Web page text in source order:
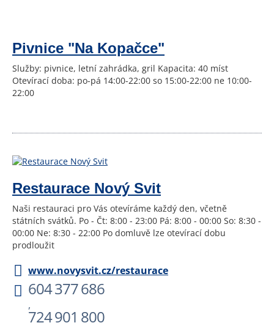
Pivnice "Na Kopačce"
Služby: pivnice, letní zahrádka, gril Kapacita: 40 míst
Otevírací doba: po-pá 14:00-22:00 so 15:00-22:00 ne 10:00-
22:00
Restaurace Nový Svit
Naši restauraci pro Vás otevíráme každý den, včetně
státních svátků. Po - Čt: 8:00 - 23:00 Pá: 8:00 - 00:00 So: 8:30 -
00:00 Ne: 8:30 - 22:00 Po domluvě lze otevírací dobu
prodloužit
www.novysvit.cz/restaurace
604 377 686
,
724 901 800